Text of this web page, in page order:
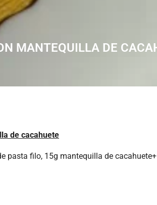
MANTEQUILLA DE
de cacahuete
pasta filo, 15g mantequilla de